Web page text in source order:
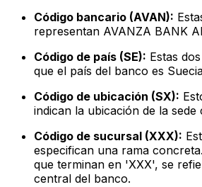
Código bancario (AVAN):
representan AVANZA BANK
Código de país (SE): Estas
que el país del banco es
Código de ubicación (SX):
indican la ubicación de la
Código de sucursal (XXX):
especifican una rama
que terminan en 'XXX', se
central del banco.